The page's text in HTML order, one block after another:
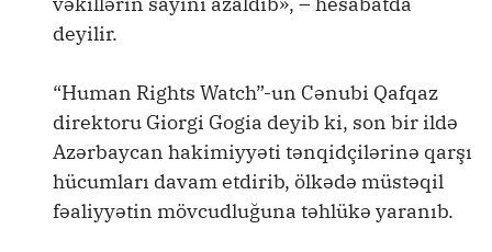
deyilir.
“Human Rights Watch”-un Cənubi Qafqaz
direktoru Giorgi Gogia deyib ki, son bir ildə
Azərbaycan hakimiyyəti tənqidçilərinə qarşı
hücumları davam etdirib, ölkədə müstəqil
fəaliyyətin mövcudluğuna təhlükə yaranıb.